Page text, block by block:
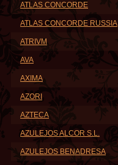
ATLAS CONCORDE
ATLAS CONCORDE RUSSIA
ATRIVM
AVA
AXIMA
AZORI
AZTECA
AZULEJOS ALCOR S.L.
AZULEJOS BENADRESA